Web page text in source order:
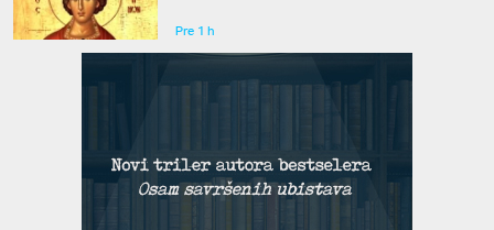
Pre 1 h